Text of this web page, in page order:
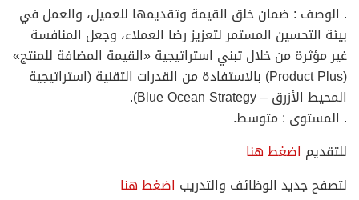
. الوصف : ضمان خلق القيمة وتقديمها للعميل، والعمل في
بيئة التحسين المستمر لتعزيز رضا العملاء، وجعل المنافسة
غير مؤثرة من خلال تبني استراتيجية «القيمة المضافة للمنتج»
(Product Plus) بالاستفادة من القدرات التقنية (استراتيجية
المحيط الأزرق – Blue Ocean Strategy).
. المستوى : متوسط.
للتقديماضغط هنا
لتصفح جديد الوظائف والتدريباضغط هنا